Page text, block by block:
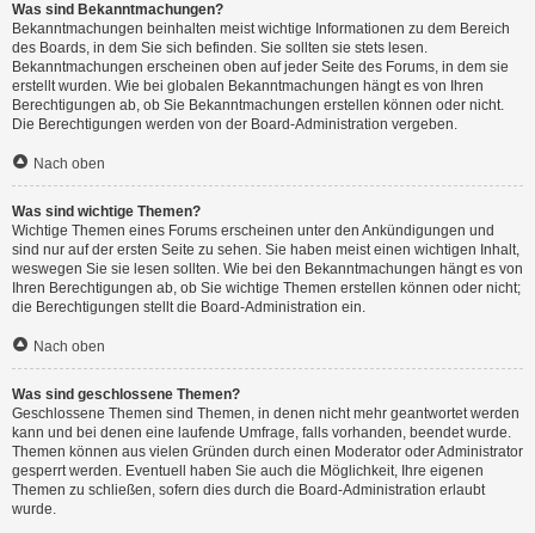
Was sind Bekanntmachungen?
Bekanntmachungen beinhalten meist wichtige Informationen zu dem Bereich
des Boards, in dem Sie sich befinden. Sie sollten sie stets lesen.
Bekanntmachungen erscheinen oben auf jeder Seite des Forums, in dem sie
erstellt wurden. Wie bei globalen Bekanntmachungen hängt es von Ihren
Berechtigungen ab, ob Sie Bekanntmachungen erstellen können oder nicht.
Die Berechtigungen werden von der Board-Administration vergeben.
Nach oben
Was sind wichtige Themen?
Wichtige Themen eines Forums erscheinen unter den Ankündigungen und
sind nur auf der ersten Seite zu sehen. Sie haben meist einen wichtigen Inhalt,
weswegen Sie sie lesen sollten. Wie bei den Bekanntmachungen hängt es von
Ihren Berechtigungen ab, ob Sie wichtige Themen erstellen können oder nicht;
die Berechtigungen stellt die Board-Administration ein.
Nach oben
Was sind geschlossene Themen?
Geschlossene Themen sind Themen, in denen nicht mehr geantwortet werden
kann und bei denen eine laufende Umfrage, falls vorhanden, beendet wurde.
Themen können aus vielen Gründen durch einen Moderator oder Administrator
gesperrt werden. Eventuell haben Sie auch die Möglichkeit, Ihre eigenen
Themen zu schließen, sofern dies durch die Board-Administration erlaubt
wurde.